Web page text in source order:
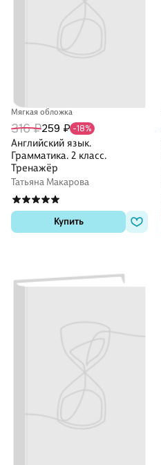
Мягкая обложка
316 ₽259 ₽ -18%
Английский язык.
Грамматика. 2 класс.
Тренажёр
Татьяна Макарова
Купить